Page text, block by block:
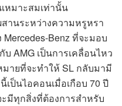
หมาะสมเท่านั้น
สานระหว่างความหรูหรา
Benz ที่จะมอบ
AMG เป็นการเคลื่อนไหว
ายที่จะทำให้ SL กลับมามี
ป็นไอคอนเมื่อเกือบ 70 ปี
มีทุกสิ่งที่ต้องการสำหรับ